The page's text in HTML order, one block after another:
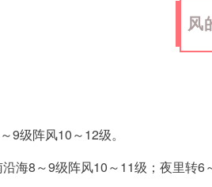
风
9级阵风10～12级。
海8～9级阵风10～11级；夜里转6